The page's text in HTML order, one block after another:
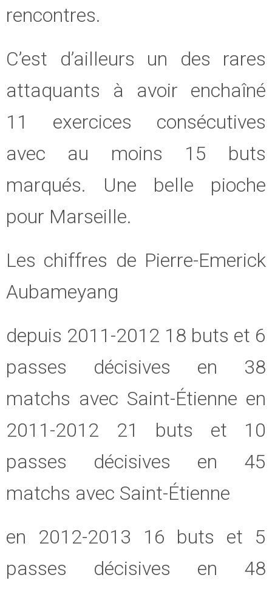
rencontres.
C’est d’ailleurs un des rares
attaquants à avoir enchaîné
11 exercices consécutives
avec au moins 15 buts
marqués. Une belle pioche
pour Marseille.
Les chiffres de Pierre-Emerick
Aubameyang
depuis 2011-2012 18 buts et 6
passes décisives en 38
matchs avec Saint-Étienne en
2011-2012 21 buts et 10
passes décisives en 45
matchs avec Saint-Étienne
en 2012-2013 16 buts et 5
passes décisives en 48